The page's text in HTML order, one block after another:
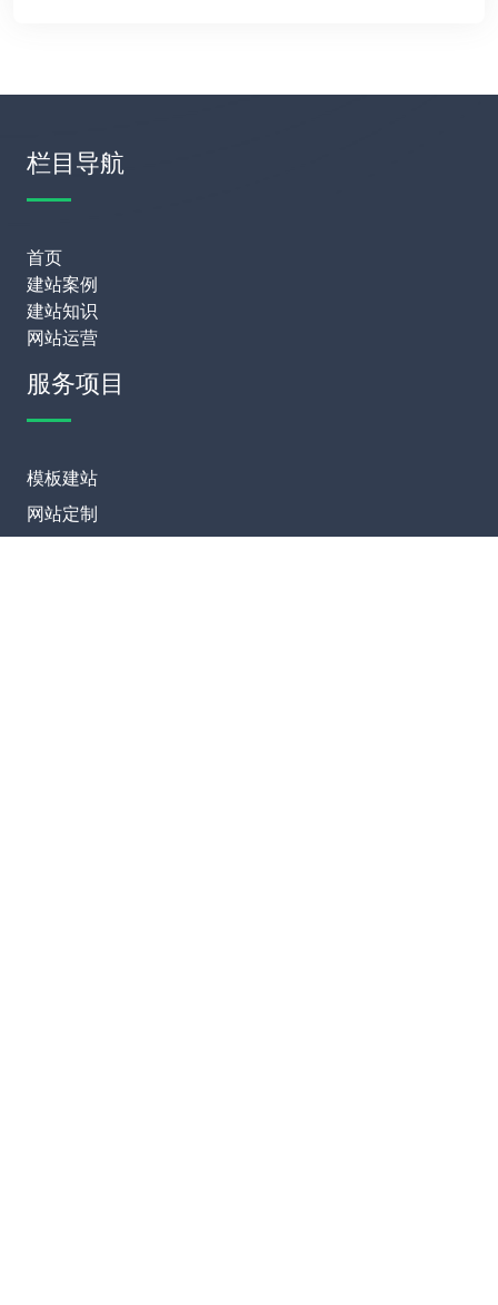
栏目导航
首页
建站案例
建站知识
网站运营
服务项目
模板建站
网站定制